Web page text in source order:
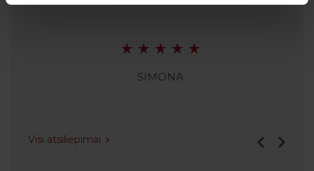
SIMONA
Visi atsiliepimai